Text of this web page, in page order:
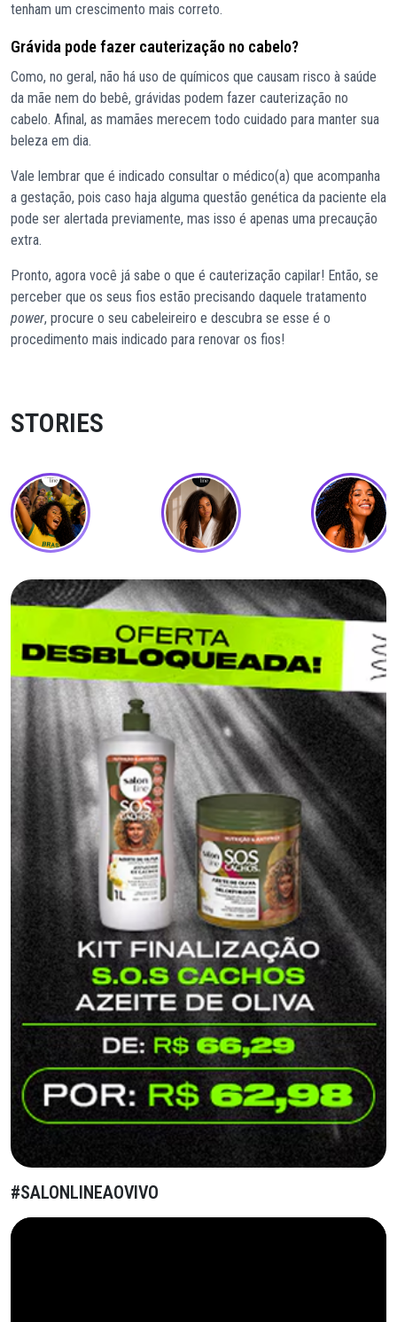
tenham um crescimento mais correto.
Grávida pode fazer cauterização no cabelo?
Como, no geral, não há uso de químicos que causam risco à saúde
da mãe nem do bebê, grávidas podem fazer cauterização no
cabelo. Afinal, as mamães merecem todo cuidado para manter sua
beleza em dia.
Vale lembrar que é indicado consultar o médico(a) que acompanha
a gestação, pois caso haja alguma questão genética da paciente ela
pode ser alertada previamente, mas isso é apenas uma precaução
extra.
Pronto, agora você já sabe o que é cauterização capilar! Então, se
perceber que os seus fios estão precisando daquele tratamento
power, procure o seu cabeleireiro e descubra se esse é o
procedimento mais indicado para renovar os fios!
STORIES
#SALONLINEAOVIVO